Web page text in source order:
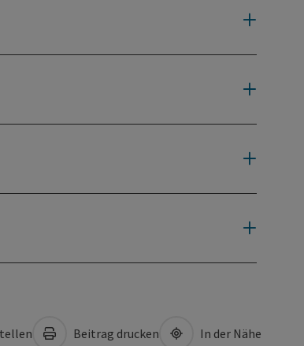
Beitrag drucken In der Nähe